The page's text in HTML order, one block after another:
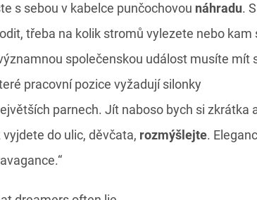
s sebou v kabelce punčochovou náhradu.
třeba na kolik stromů vylezete nebo kam
společenskou událost musíte mít
pracovní pozice vyžadují silonky
parnech. Jít naboso bych si zkrátka
vyjdete do ulic, děvčata, rozmýšlejte.